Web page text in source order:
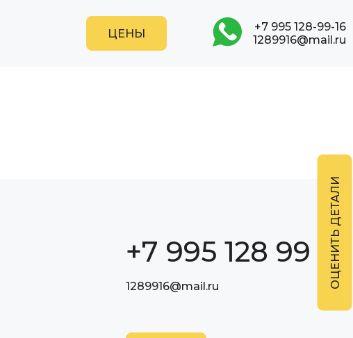
+7 995 128-99-16
1289916@mail.ru
+7 995 128 99 16
1289916@mail.ru